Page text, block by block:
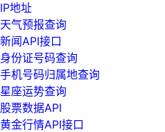
IP地址
天气预报查询
新闻API接口
身份证号码查询
手机号码归属地查询
星座运势查询
股票数据API
黄金行情API接口